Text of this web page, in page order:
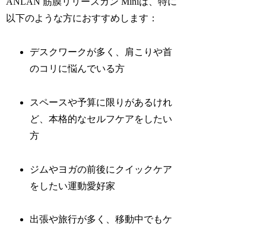
以下のような方におすすめします：
デスクワークが多く、肩こりや首
のコリに悩んでいる方
スペースや予算に限りがあるけれ
ど、本格的なセルフケアをしたい
方
ジムやヨガの前後にクイックケア
をしたい運動愛好家
出張や旅行が多く、移動中でもケ